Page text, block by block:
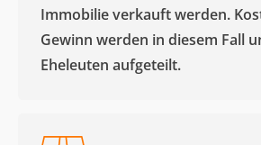
Immobilie verkauft werden.
Gewinn werden in diesem Fall
Eheleuten aufgeteilt.​